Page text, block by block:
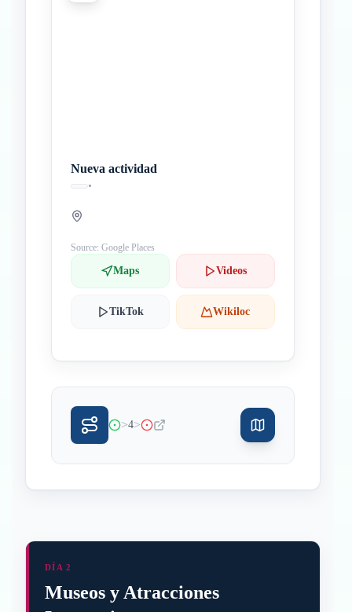
Nueva actividad
•
Source: Google Places
Maps Videos
TikTok Wikiloc
>4>
DÍA 2
Museos y Atracciones